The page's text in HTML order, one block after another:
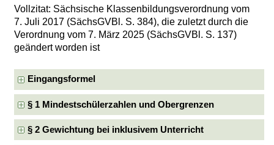
Vollzitat: Sächsische Klassenbildungsverordnung vom
7. Juli 2017 (SächsGVBl. S. 384), die zuletzt durch die
Verordnung vom 7. März 2025 (SächsGVBl. S. 137)
geändert worden ist
Eingangsformel
§ 1 Mindestschülerzahlen und Obergrenzen
§ 2 Gewichtung bei inklusivem Unterricht